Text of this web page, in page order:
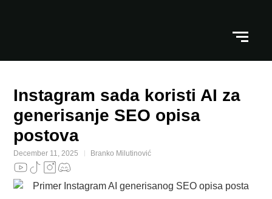
Instagram sada koristi AI za
generisanje SEO opisa
postova
December 11, 2025 Branko Milutinović